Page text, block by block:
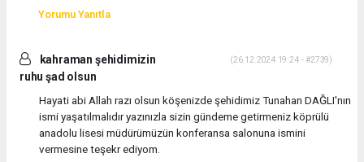
Yorumu Yanıtla
kahraman şehidimizin
ruhu şad olsun
(26.12.2024 19:24 - #2739)
Hayati abi Allah razı olsun köşenizde şehidimiz Tunahan DAĞLI'nın
ismi yaşatılmalıdır yazınızla sizin gündeme getirmeniz köprülü
anadolu lisesi müdürümüzün konferansa salonuna ismini
vermesine teşekr ediyom.